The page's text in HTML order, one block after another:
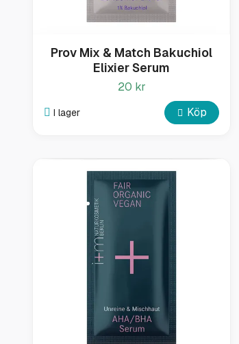
Prov Mix & Match Bakuchiol
Elixier Serum
20 kr
I lager Köp